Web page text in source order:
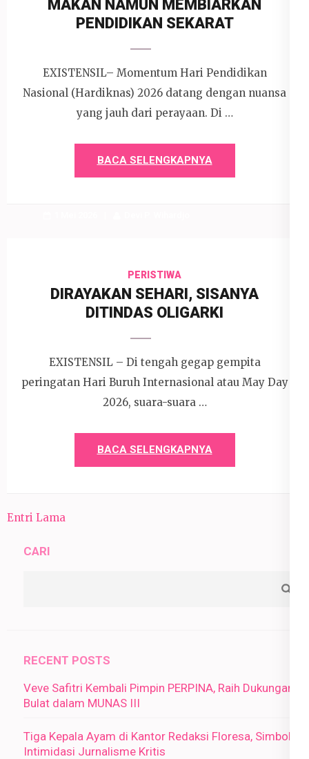
MAKAN NAMUN MEMBIARKAN
PENDIDIKAN SEKARAT
EXISTENSIL– Momentum Hari Pendidikan
Nasional (Hardiknas) 2026 datang dengan nuansa
yang jauh dari perayaan. Di …
BACA SELENGKAPNYA
PERISTIWA
DIRAYAKAN SEHARI, SISANYA
DITINDAS OLIGARKI
EXISTENSIL – Di tengah gegap gempita
peringatan Hari Buruh Internasional atau May Day
2026, suara-suara …
BACA SELENGKAPNYA
Entri Lama
CARI
RECENT POSTS
Veve Safitri Kembali Pimpin PERPINA, Raih Dukungan
Bulat dalam MUNAS III
Tiga Kepala Ayam di Kantor Redaksi Floresa, Simbol
Intimidasi Jurnalisme Kritis